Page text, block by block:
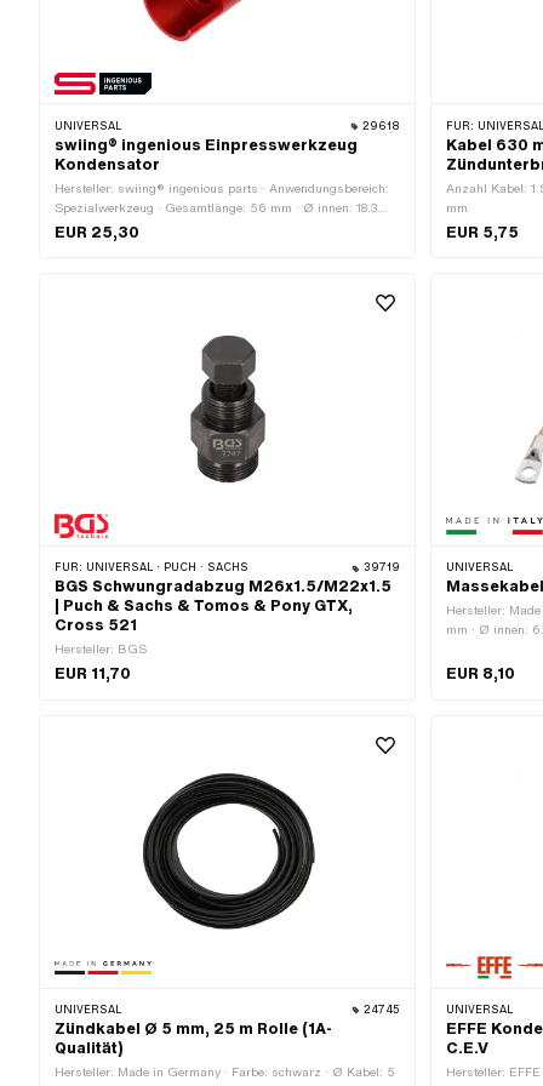
UNIVERSAL 29618
swiing® ingenious Einpresswerkzeug
Kondensator
Hersteller: swiing® ingenious parts · Anwendungsbereich:
Spezialwerkzeug · Gesamtlänge: 56 mm · Ø innen: 18.3
mm · Ø aussen: 21.7 mm
EUR 25,30
FÜR: UNIVERSAL · PUCH ·
Kabel 630
Anzahl Kabel: 1
mm
EUR 5,75
FÜR: UNIVERSAL · PUCH · SACHS 39719
BGS Schwungradabzug M26x1.5/M22x1.5
| Puch & Sachs & Tomos & Pony GTX,
Cross 521
Hersteller: BGS
EUR 11,70
UNIVERSAL
Hersteller:
mm · Ø innen:
EUR 8,10
UNIVERSAL 24745
Zündkabel Ø 5 mm, 25 m Rolle (1A-
Qualität)
Hersteller: Made in Germany · Farbe: schwarz · Ø Kabel: 5
UNIVERSAL
EFFE
C.E.V
Hersteller: